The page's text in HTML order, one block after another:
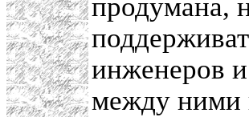
продумана,
инженеров
между ними